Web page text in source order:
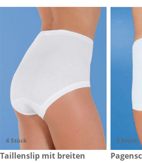
4 Stück
€ 27,99
Taillenslip mit breiten
2 Stück
€ 24,99